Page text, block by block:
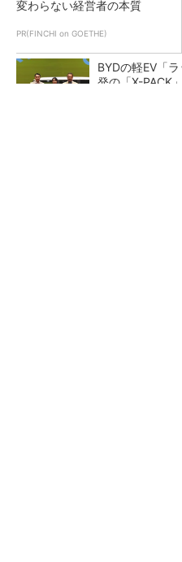
変わらない経営者の本質
PR(FINCHI on GOETHE)
BYDの軽EV「
発の「X-PACK